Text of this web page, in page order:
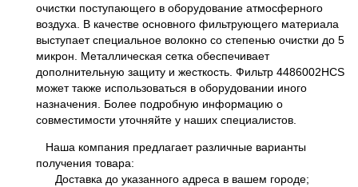
очистки поступающего в оборудование атмосферного
воздуха. В качестве основного фильтрующего материала
выступает специальное волокно со степенью очистки до 5
микрон. Металлическая сетка обеспечивает
дополнительную защиту и жесткость. Фильтр 4486002HCS
может также использоваться в оборудовании иного
назначения. Более подробную информацию о
совместимости уточняйте у наших специалистов.
Наша компания предлагает различные варианты
получения товара:
Доставка до указанного адреса в вашем городе;